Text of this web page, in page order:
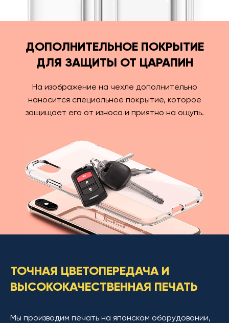
ДОПОЛНИТЕЛЬНОЕ ПОКРЫТИЕ
ДЛЯ ЗАЩИТЫ ОТ ЦАРАПИН
На изображение на чехле дополнительно
наносится специальное покрытие, которое
защищает его от износа и приятно на ощупь.
ТОЧНАЯ ЦВЕТОПЕРЕДАЧА И
ВЫСОКОКАЧЕСТВЕННАЯ ПЕЧАТЬ
Мы производим печать на японском оборудовании,